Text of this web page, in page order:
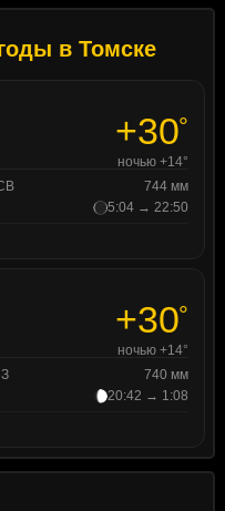
в Томске
+30°
ночью +14°
744 мм
5:04 → 22:50
+30°
ночью +14°
740 мм
20:42 → 1:08